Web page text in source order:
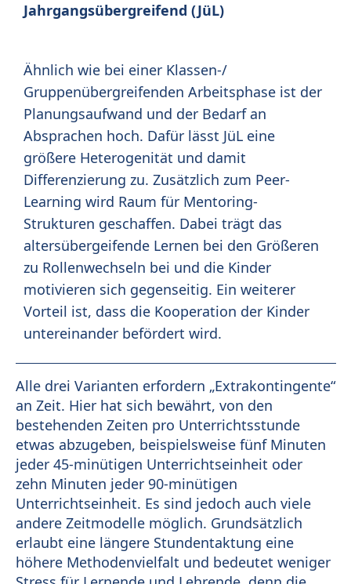
Jahrgangsübergreifend (JüL)
Ähnlich wie bei einer Klassen-/
Gruppenübergreifenden Arbeitsphase ist der
Planungsaufwand und der Bedarf an
Absprachen hoch. Dafür lässt JüL eine
größere Heterogenität und damit
Differenzierung zu. Zusätzlich zum Peer-
Learning wird Raum für Mentoring-
Strukturen geschaffen. Dabei trägt das
altersübergeifende Lernen bei den Größeren
zu Rollenwechseln bei und die Kinder
motivieren sich gegenseitig. Ein weiterer
Vorteil ist, dass die Kooperation der Kinder
untereinander befördert wird.
Alle drei Varianten erfordern „Extrakontingente“
an Zeit. Hier hat sich bewährt, von den
bestehenden Zeiten pro Unterrichtsstunde
etwas abzugeben, beispielsweise fünf Minuten
jeder 45-minütigen Unterrichtseinheit oder
zehn Minuten jeder 90-minütigen
Unterrichtseinheit. Es sind jedoch auch viele
andere Zeitmodelle möglich. Grundsätzlich
erlaubt eine längere Stundentaktung eine
höhere Methodenvielfalt und bedeutet weniger